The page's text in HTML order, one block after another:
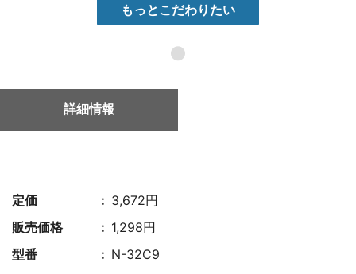
もっとこだわりたい
●
詳細情報
定価
3,672円
販売価格
1,298円
型番
N-32C9